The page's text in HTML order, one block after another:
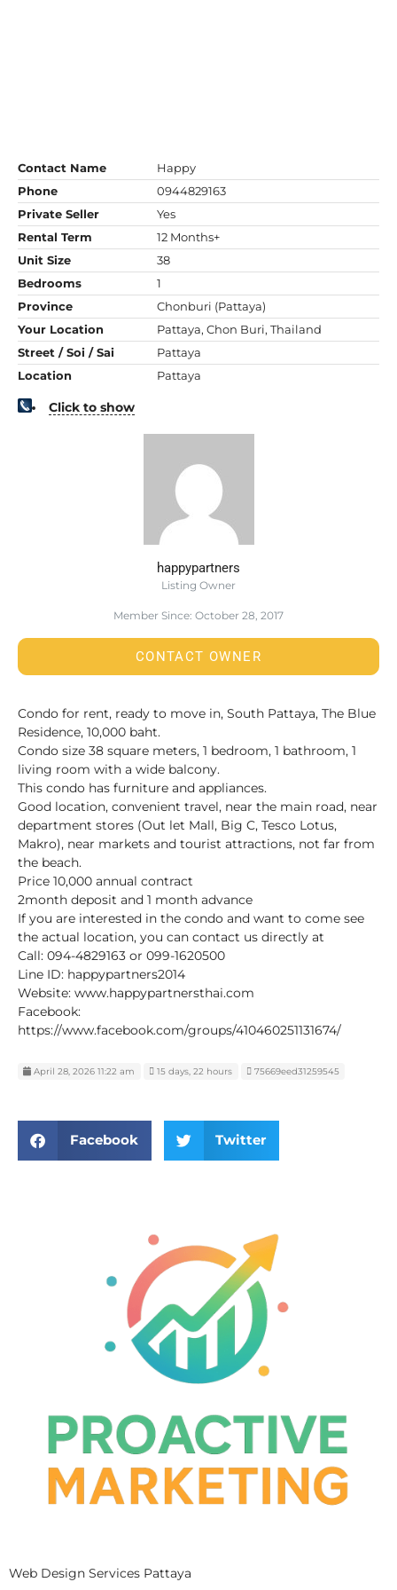
Contact Name
Happy
Phone
0944829163
Private Seller
Yes
Rental Term
12 Months+
Unit Size
38
Bedrooms
1
Province
Chonburi (Pattaya)
Your Location
Pattaya, Chon Buri, Thailand
Street / Soi / Sai
Pattaya
Location
Pattaya
Click to show
happypartners
Listing Owner
Member Since: October 28, 2017
CONTACT OWNER
Condo for rent, ready to move in, South Pattaya, The Blue
Residence, 10,000 baht.
Condo size 38 square meters, 1 bedroom, 1 bathroom, 1
living room with a wide balcony.
This condo has furniture and appliances.
Good location, convenient travel, near the main road, near
department stores (Out let Mall, Big C, Tesco Lotus,
Makro), near markets and tourist attractions, not far from
the beach.
Price 10,000 annual contract
2month deposit and 1 month advance
If you are interested in the condo and want to come see
the actual location, you can contact us directly at
Call: 094-4829163 or 099-1620500
Line ID: happypartners2014
Website: www.happypartnersthai.com
Facebook:
https://www.facebook.com/groups/410460251131674/
April 28, 2026 11:22 am 15 days, 22 hours 75669eed31259545
Facebook Twitter
Web Design Services Pattaya